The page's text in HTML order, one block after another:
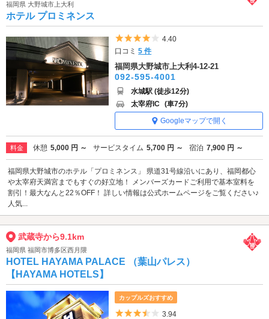
福岡県 大野城市上大利
ホテル プロミネンス
5つ星のうち4
4.40
口コミ5 件
福岡県大野城市上大利4-12-21
092-595-4001
水城駅 (徒歩12分)
太宰府IC (車7分)
Googleマップで開く
料金 休憩 5,000 円 ～ サービスタイム 5,700 円 ～ 宿泊 7,900 円 ～
福岡県大野城市のホテル「プロミネンス」 県道31号線沿いにあり、福岡都心
や太宰府天満宮までもすぐの好立地！ メンバーズカードご利用で基本室料を
割引！最大なんと22％OFF！ 詳しい情報は公式ホームページをご覧ください♪
人気...
武蔵寺から9.1km
福岡県 福岡市博多区西月隈
HOTEL HAYAMA PALACE （葉山パレス）
【HAYAMA HOTELS】
カップルズおすすめ
5つ星のうち3.5
3.94